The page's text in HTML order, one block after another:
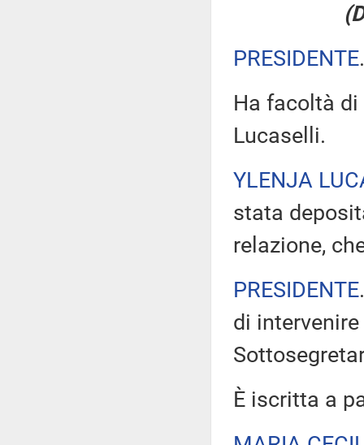
PRESIDENTE
Ha facoltà
Lucaselli.
YLENJA
stata
relazione,
PRESIDENTE
di
È iscritta a